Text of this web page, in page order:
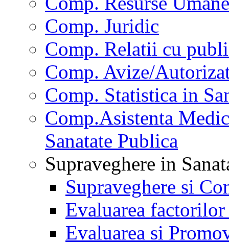
Comp. Juridic
Comp. Relatii cu
Comp. Avize/
Comp. Statistica in
Comp.Asistenta
Sanatate Publica
Supraveghere in
Supraveghere si
Evaluarea
Evaluarea si